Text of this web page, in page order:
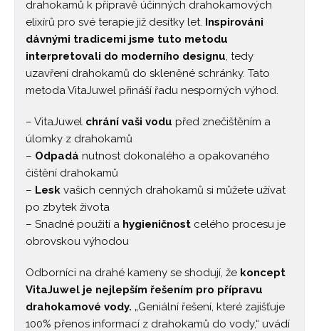
drahokamů k přípravě účinných drahokamových
elixírů pro své terapie již desítky let. Inspirováni
dávnými tradicemi jsme tuto metodu
interpretovali do moderního designu , tedy
uzavření drahokamů do skleněné schránky. Tato
metoda VitaJuwel přináší řadu nesporných výhod.
– VitaJuwel chrání vaši vodu před znečištěním a
úlomky z drahokamů
– Odpadá nutnost dokonalého a opakovaného
čištění drahokamů
– Lesk vašich cenných drahokamů si můžete užívat
po zbytek života
– Snadné použití a hygieničnost celého procesu je
obrovskou výhodou
Odborníci na drahé kameny se shodují, že koncept
VitaJuwel je nejlepším řešením pro přípravu
drahokamové vody. „Geniální řešení, které zajišťuje
100% přenos informací z drahokamů do vody,“ uvádí